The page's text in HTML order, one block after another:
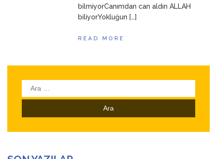
bilmiyorCanımdan can aldın ALLAH
biliyorYokluğun […]
READ MORE
Arama: